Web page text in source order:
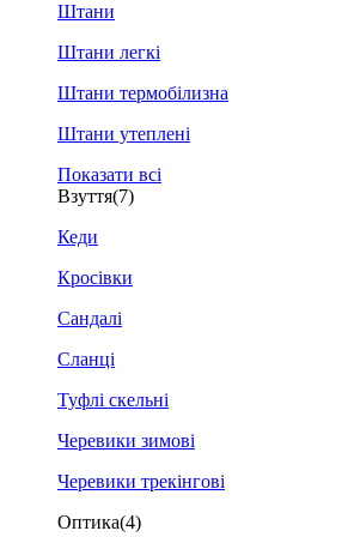
Штани
Штани легкі
Штани термобілизна
Штани утеплені
Показати всі
Взуття(7)
Кеди
Кросівки
Сандалі
Сланці
Туфлі скельні
Черевики зимові
Черевики трекінгові
Оптика(4)